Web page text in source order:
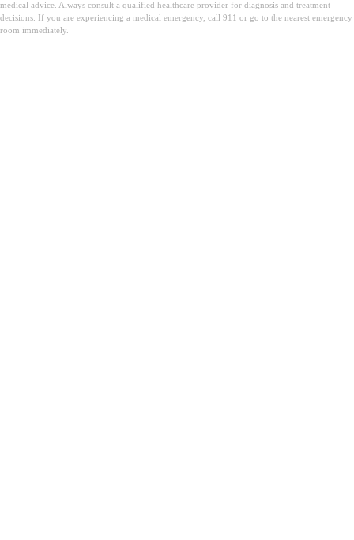
medical advice. Always consult a qualified healthcare provider for diagnosis and treatment
decisions. If you are experiencing a medical emergency, call 911 or go to the nearest emergency
room immediately.